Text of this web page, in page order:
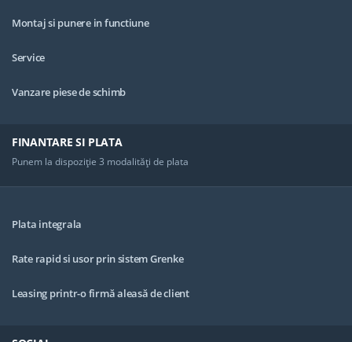
Montaj si punere in functiune
Service
Vanzare piese de schimb
FINANTARE SI PLATA
Punem la dispoziţie 3 modalităţi de plata
Plata integrala
Rate rapid si usor prin sistem Grenke
Leasing printr-o firmă aleasă de client